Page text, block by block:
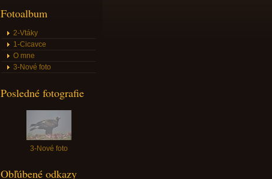
Fotoalbum
2-Vtáky
1-Cicavce
O mne
3-Nové foto
Posledné fotografie
3-Nové foto
Obľúbené odkazy